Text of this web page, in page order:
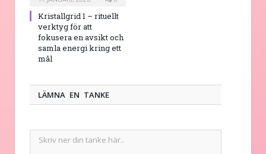
Kristallgrid 1 – rituellt
verktyg för att
fokusera en avsikt och
samla energi kring ett
mål
LÄMNA EN TANKE